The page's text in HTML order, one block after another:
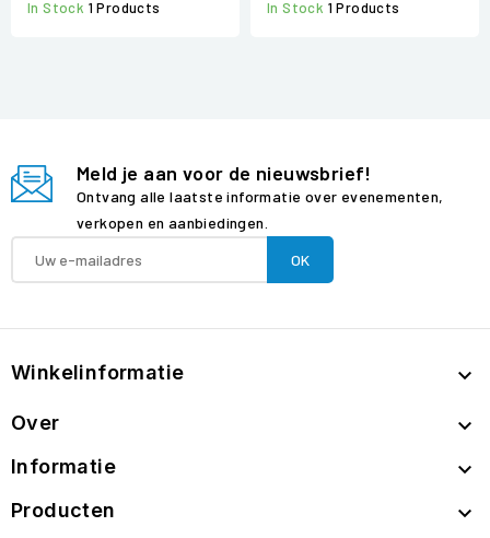
In Stock 1 Products In Stock 1 Products
Meld je aan voor de nieuwsbrief!
Ontvang alle laatste informatie over evenementen,
verkopen en aanbiedingen.
Winkelinformatie 
Over 
Informatie 
Producten 